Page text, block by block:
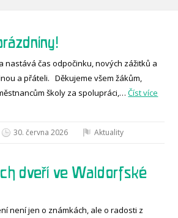
nastává čas odpočinku, nových zážitků a
a přáteli. Děkujeme všem žákům,
školy za spolupráci,…Číst více
30. června 2026 Aktuality
dveří ve Waldorfské
není jen o známkách, ale o radosti z